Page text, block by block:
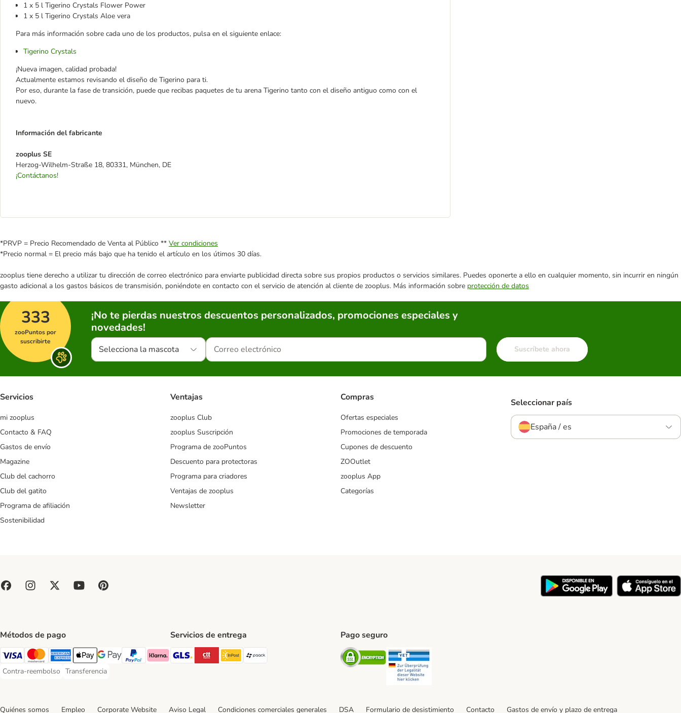
1 x 5 l Tigerino Crystals Flower Power
1 x 5 l Tigerino Crystals Aloe vera
Para más información sobre cada uno de los productos, pulsa en el siguiente enlace:
Tigerino Crystals
¡Nueva imagen, calidad probada!
Actualmente estamos revisando el diseño de Tigerino para ti.
Por eso, durante la fase de transición, puede que recibas paquetes de tu arena Tigerino tanto con el diseño antiguo como con el
nuevo.
Información del fabricante
zooplus SE
Herzog-Wilhelm-Straße 18, 80331, München, DE
¡Contáctanos!
*PRVP = Precio Recomendado de Venta al Público ** Ver condiciones
*Precio normal = El precio más bajo que ha tenido el artículo en los útimos 30 días.
zooplus tiene derecho a utilizar tu dirección de correo electrónico para enviarte publicidad directa sobre sus propios productos o servicios similares. Puedes oponerte a ello en cualquier momento, sin incurrir en ningún
gasto adicional a los gastos básicos de transmisión, poniéndote en contacto con el servicio de atención al cliente de zooplus. Más información sobre protección de datos
333
zooPuntos por
suscribirte
¡No te pierdas nuestros descuentos personalizados, promociones especiales y
novedades!
Selecciona la mascota Suscríbete ahora
Servicios
mi zooplus
Contacto & FAQ
Gastos de envío
Magazine
Club del cachorro
Club del gatito
Programa de afiliación
Sostenibilidad
Ventajas
zooplus Club
zooplus Suscripción
Programa de zooPuntos
Descuento para protectoras
Programa para criadores
Ventajas de zooplus
Newsletter
Compras
Ofertas especiales
Promociones de temporada
Cupones de descuento
ZOOutlet
zooplus App
Categorías
Seleccionar país
España / es
Métodos de pago
Visa Payment Method
Mastercard Payment Method
American Express Payment Method
Apple Pay Payment Method
Google Pay Payment Method
PayPal Payment Method
Klarna Payment Method
Contra-reembolso
Contra-reembolso Payment Method
Transferencia
Transferencia Payment Method
Servicios de entrega
GLS Shipping Method
CTTExpress Shipping Method
InPost Shipping Method
paack Shipping Method
Pago seguro
Security
Quiénes somos Empleo Corporate Website Aviso Legal Condiciones comerciales generales DSA Formulario de desistimiento Contacto Gastos de envío y plazo de entrega